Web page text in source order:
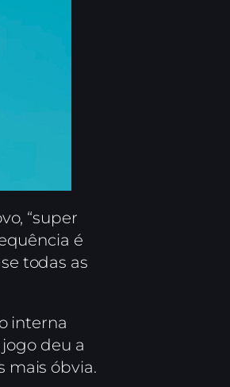
“super
é
todas as
interna
deu a
mais óbvia.